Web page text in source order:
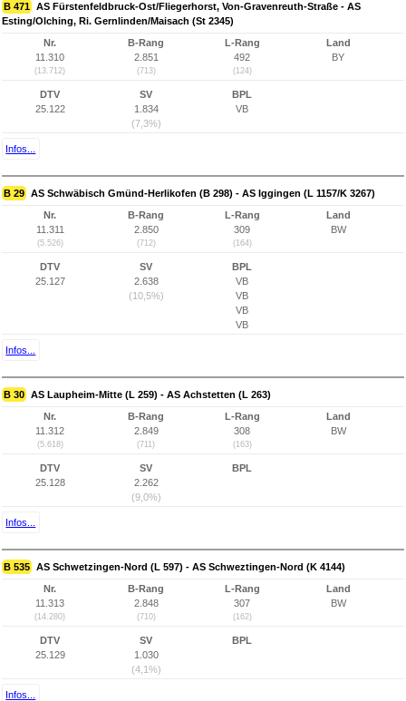
B 471 AS Fürstenfeldbruck-Ost/Fliegerhorst, Von-Gravenreuth-Straße - AS
Esting/Olching, Ri. Gernlinden/Maisach (St 2345)
Nr.
11.310
(13.712)
B-Rang
2.851
(713)
L-Rang
492
(124)
Land
BY
DTV
25.122
SV
1.834
(7,3%)
BPL
VB
Infos...
B 29 AS Schwäbisch Gmünd-Herlikofen (B 298) - AS Iggingen (L 1157/K 3267)
Nr.
11.311
(5.526)
B-Rang
2.850
(712)
L-Rang
309
(164)
Land
BW
DTV
25.127
SV
2.638
(10,5%)
BPL
VB
VB
VB
VB
Infos...
B 30 AS Laupheim-Mitte (L 259) - AS Achstetten (L 263)
Nr.
11.312
(5.618)
B-Rang
2.849
(711)
L-Rang
308
(163)
Land
BW
DTV
25.128
SV
2.262
(9,0%)
BPL
Infos...
B 535 AS Schwetzingen-Nord (L 597) - AS Schweztingen-Nord (K 4144)
Nr.
11.313
(14.280)
B-Rang
2.848
(710)
L-Rang
307
(162)
Land
BW
DTV
25.129
SV
1.030
(4,1%)
BPL
Infos...